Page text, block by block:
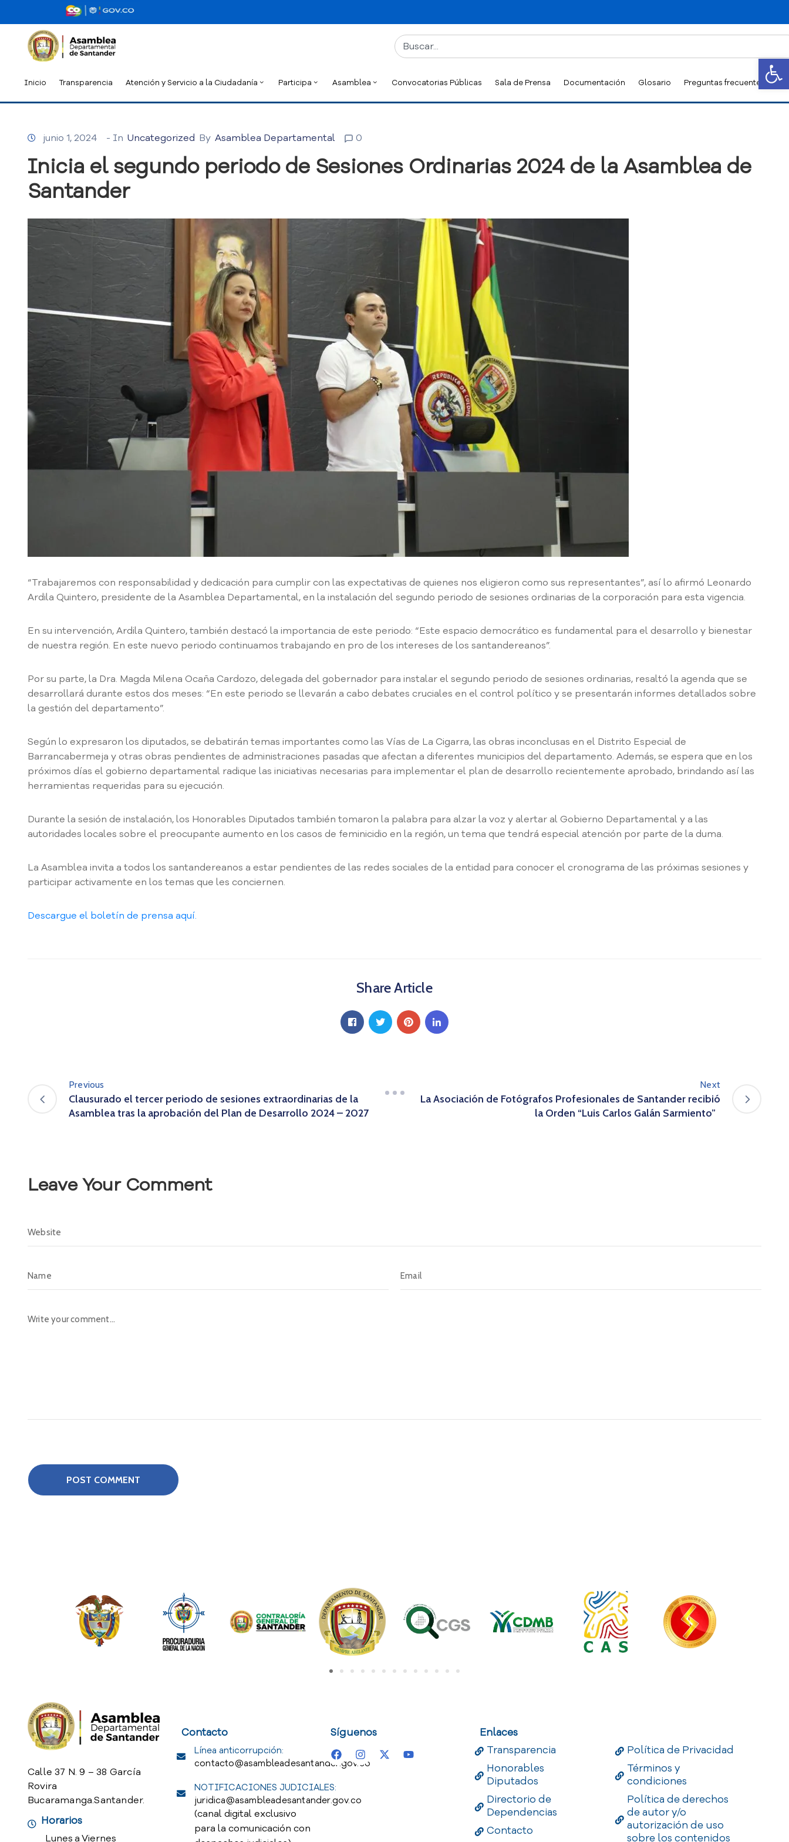
Inicio Transparencia Atención y Servicio a la Ciudadanía Participa Asamblea Convocatorias Públicas Sala de Prensa Documentación Glosario Preguntas frecuentes
junio 1, 2024 - In Uncategorized By Asamblea Departamental 0
Inicia el segundo periodo de Sesiones Ordinarias 2024 de la Asamblea de
Santander
“Trabajaremos con responsabilidad y dedicación para cumplir con las expectativas de quienes nos eligieron como sus representantes”, así lo afirmó Leonardo
Ardila Quintero, presidente de la Asamblea Departamental, en la instalación del segundo periodo de sesiones ordinarias de la corporación para esta vigencia.
En su intervención, Ardila Quintero, también destacó la importancia de este periodo: “Este espacio democrático es fundamental para el desarrollo y bienestar
de nuestra región. En este nuevo periodo continuamos trabajando en pro de los intereses de los santandereanos”.
Por su parte, la Dra. Magda Milena Ocaña Cardozo, delegada del gobernador para instalar el segundo periodo de sesiones ordinarias, resaltó la agenda que se
desarrollará durante estos dos meses: “En este periodo se llevarán a cabo debates cruciales en el control político y se presentarán informes detallados sobre
la gestión del departamento”.
Según lo expresaron los diputados, se debatirán temas importantes como las Vías de La Cigarra, las obras inconclusas en el Distrito Especial de
Barrancabermeja y otras obras pendientes de administraciones pasadas que afectan a diferentes municipios del departamento. Además, se espera que en los
próximos días el gobierno departamental radique las iniciativas necesarias para implementar el plan de desarrollo recientemente aprobado, brindando así las
herramientas requeridas para su ejecución.
Durante la sesión de instalación, los Honorables Diputados también tomaron la palabra para alzar la voz y alertar al Gobierno Departamental y a las
autoridades locales sobre el preocupante aumento en los casos de feminicidio en la región, un tema que tendrá especial atención por parte de la duma.
La Asamblea invita a todos los santandereanos a estar pendientes de las redes sociales de la entidad para conocer el cronograma de las próximas sesiones y
participar activamente en los temas que les conciernen.
Descargue el boletín de prensa aquí.
Share Article
Previous
Clausurado el tercer periodo de sesiones extraordinarias de la
Asamblea tras la aprobación del Plan de Desarrollo 2024 – 2027
Next
La Asociación de Fotógrafos Profesionales de Santander recibió
la Orden “Luis Carlos Galán Sarmiento”
Leave Your Comment
Calle 37 N. 9 – 38 García
Rovira
Bucaramanga.Santander.
Horarios
Lunes a Viernes
Contacto
Línea anticorrupción:
contacto@asambleadesantander.gov.co
NOTIFICACIONES JUDICIALES:
juridica@asambleadesantander.gov.co
(canal digital exclusivo
para la comunicación con
Síguenos
Enlaces
Transparencia
Honorables
Diputados
Directorio de
Dependencias
Contacto
Política de Privacidad
Términos y
condiciones
Política de derechos
de autor y/o
autorización de uso
sobre los contenidos